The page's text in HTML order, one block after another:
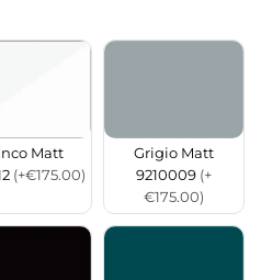
Matt
(+€175.00)
Grigio Matt
9210009 (+
€175.00)